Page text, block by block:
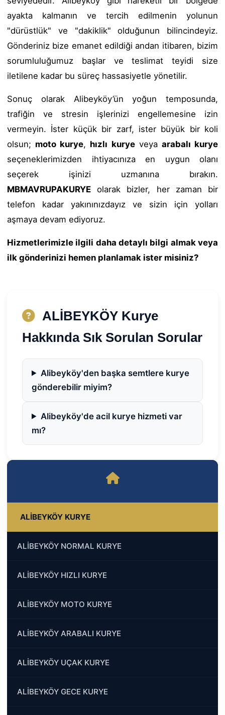
ALİBEYKÖY KURYE
ALİBEYKÖY NORMAL KURYE
ALİBEYKÖY HIZLI KURYE
ALİBEYKÖY MOTO KURYE
ALİBEYKÖY ARABALI KURYE
ALİBEYKÖY UÇAK KURYE
ALİBEYKÖY GECE KURYE
ayakta kalmanın ve tercih edilmenin yolunun
"dürüstlük" ve "dakiklik" olduğunun bilincindeyiz.
Gönderiniz bize emanet edildiği andan itibaren, bizim
sorumluluğumuz başlar ve teslimat teyidi size
iletilene kadar bu süreç hassasiyetle yönetilir.
Sonuç olarak Alibeyköy’ün yoğun temposunda,
trafiğin ve stresin işlerinizi engellemesine izin
vermeyin. İster küçük bir zarf, ister büyük bir koli
olsun; moto kurye, hızlı kuryeveya arabalı kurye
seçeneklerimizden ihtiyacınıza en uygun olanı
seçerek işinizi uzmanına bırakın.
MBMAVRUPAKURYE olarak bizler, her zaman bir
telefon kadar yakınınızdayız ve sizin için yolları
aşmaya devam ediyoruz.
Hizmetlerimizle ilgili daha detaylı bilgi almak veya
ilk gönderinizi hemen planlamak ister misiniz?
ALİBEYKÖY Kurye
Hakkında Sık Sorulan Sorular
Alibeyköy'den başka semtlere kurye
gönderebilir miyim?
Alibeyköy'de acil kurye hizmeti var
mı?